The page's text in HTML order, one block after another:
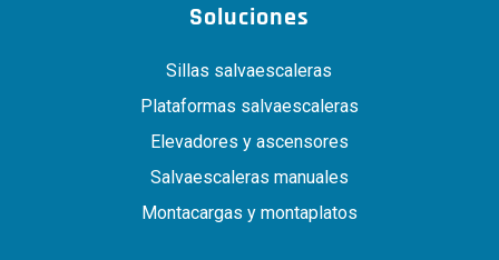
Soluciones
Sillas salvaescaleras
Plataformas salvaescaleras
Elevadores y ascensores
Salvaescaleras manuales
Montacargas y montaplatos